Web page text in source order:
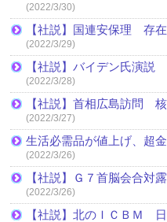
(2022/3/30)
【社説】国連安保理 存
(2022/3/29)
【社説】バイデン氏演
(2022/3/28)
【社説】首相広島訪問
(2022/3/27)
生活必需品が値上げ、超
(2022/3/26)
【社説】Ｇ７首脳会合対
(2022/3/26)
【社説】北のＩＣＢＭ